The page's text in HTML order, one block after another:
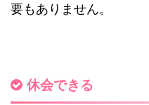
要もありません。
休会できる